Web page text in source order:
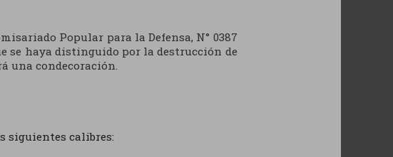
Popular para la Defensa, N° 0387
se haya distinguido por la destrucción de
una condecoración.
siguientes calibres: